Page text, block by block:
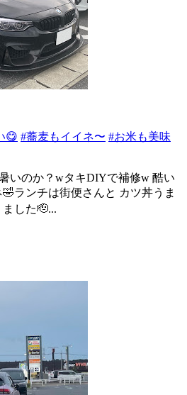
😋 #蕎麦もイイネ〜 #お米も美味
いのか？wタキDIYで補修w 酷い
ランチは街便さんと カツ丼うま
した🫡...